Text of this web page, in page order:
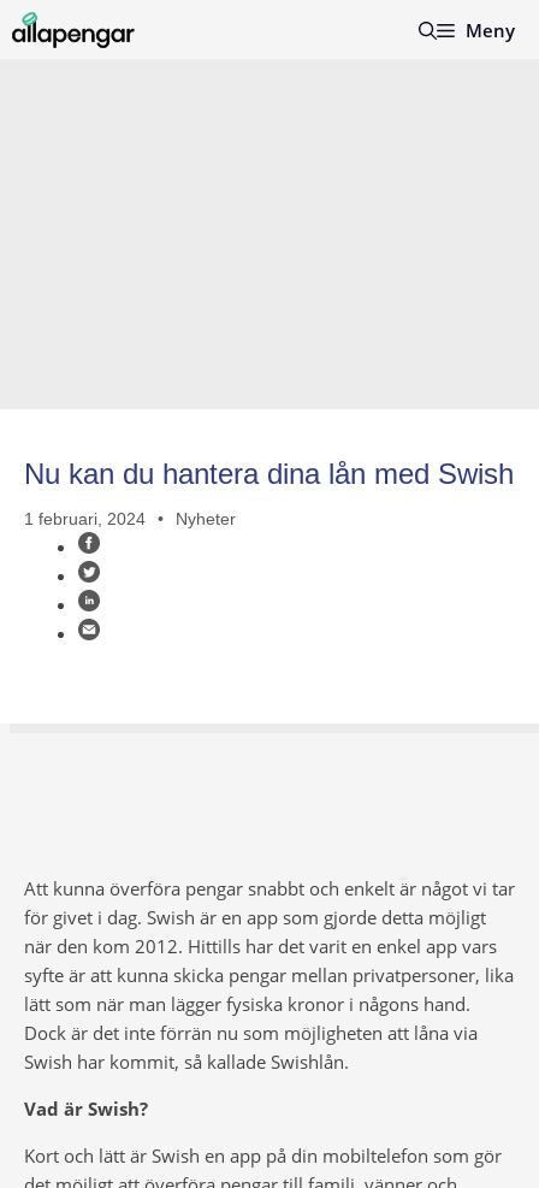
Hoppa
till
Meny
Nu kan du hantera dina lån med Swish
1 februari, 2024 Nyheter
Att kunna överföra pengar snabbt och enkelt är något vi tar
för givet i dag. Swish är en app som gjorde detta möjligt
när den kom 2012. Hittills har det varit en enkel app vars
syfte är att kunna skicka pengar mellan privatpersoner, lika
lätt som när man lägger fysiska kronor i någons hand.
Dock är det inte förrän nu som möjligheten att låna via
Swish har kommit, så kallade Swishlån.
Vad är Swish?
Kort och lätt är Swish en app på din mobiltelefon som gör